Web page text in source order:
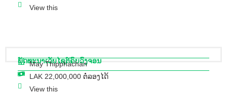
View this
ພັດທະນາເວັບໄຊຕ໌ຄົບວົງຈອນ
May Thipphachan
LAK 22,000,000 ຕໍ່ລອງໄດ້
View this